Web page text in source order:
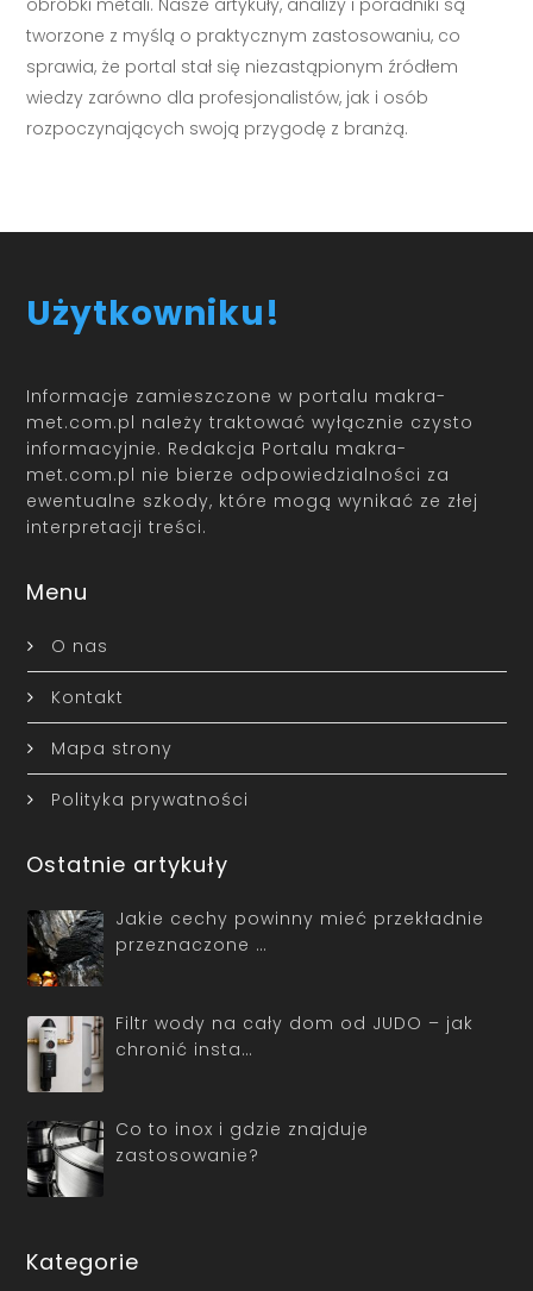
obróbki metali. Nasze artykuły, analizy i poradniki są
tworzone z myślą o praktycznym zastosowaniu, co
sprawia, że portal stał się niezastąpionym źródłem
wiedzy zarówno dla profesjonalistów, jak i osób
rozpoczynających swoją przygodę z branżą.
Użytkowniku!
Informacje zamieszczone w portalu makra-
met.com.pl należy traktować wyłącznie czysto
informacyjnie. Redakcja Portalu makra-
met.com.pl nie bierze odpowiedzialności za
ewentualne szkody, które mogą wynikać ze złej
interpretacji treści.
Menu
O nas
Kontakt
Mapa strony
Polityka prywatności
Ostatnie artykuły
Jakie cechy powinny mieć przekładnie
przeznaczone …
Filtr wody na cały dom od JUDO – jak
chronić insta…
Co to inox i gdzie znajduje
zastosowanie?
Kategorie